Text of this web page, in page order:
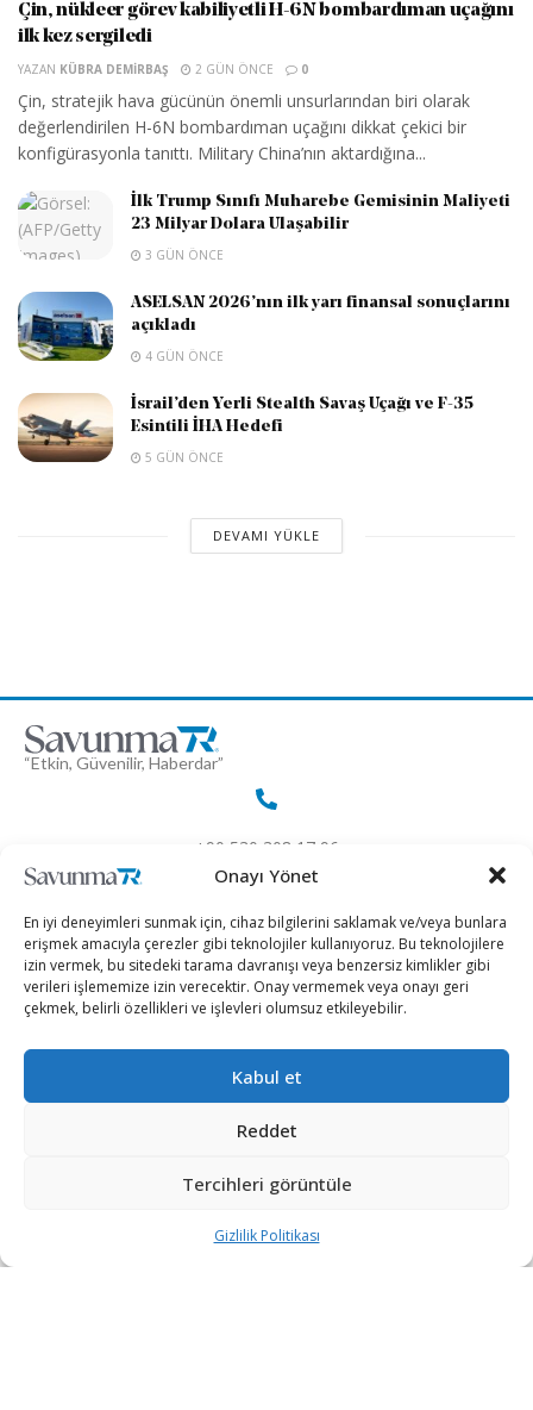
Onayı Yönet
En iyi deneyimleri sunmak için, cihaz bilgilerini saklamak ve/veya bunlara
erişmek amacıyla çerezler gibi teknolojiler kullanıyoruz. Bu teknolojilere
izin vermek, bu sitedeki tarama davranışı veya benzersiz kimlikler gibi
verileri işlememize izin verecektir. Onay vermemek veya onayı geri
çekmek, belirli özellikleri ve işlevleri olumsuz etkileyebilir.
Kabul et
Reddet
Tercihleri görüntüle
Gizlilik Politikası
Çin, nükleer görev kabiliyetli H-6N bombardıman uçağını
ilk kez sergiledi
YAZAN KÜBRA DEMIRBAŞ 2 GÜN ÖNCE 0
Çin, stratejik hava gücünün önemli unsurlarından biri olarak
değerlendirilen H-6N bombardıman uçağını dikkat çekici bir
konfigürasyonla tanıttı. Military China’nın aktardığına...
İlk Trump Sınıfı Muharebe Gemisinin Maliyeti
23 Milyar Dolara Ulaşabilir
3 GÜN ÖNCE
ASELSAN 2026’nın ilk yarı finansal sonuçlarını
açıkladı
4 GÜN ÖNCE
İsrail’den Yerli Stealth Savaş Uçağı ve F-35
Esintili İHA Hedefi
5 GÜN ÖNCE
DEVAMI YÜKLE
“Etkin, Güvenilir, Haberdar”
+90 530 308 17 96
iletisim@savunmatr.com
Kategoriler
Röportajlar